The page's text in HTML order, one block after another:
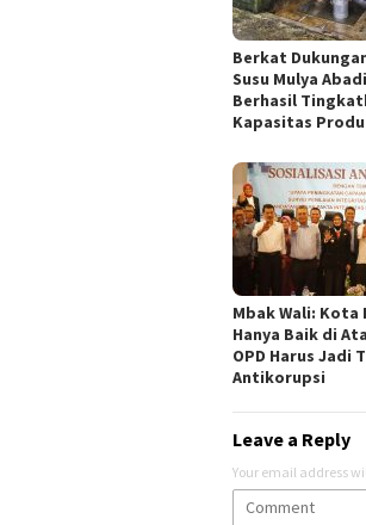
Berkat
Susu Mulya
Berhasil
Kapasitas
Mbak Wali: Kota
Hanya Baik di
OPD Harus Jadi
Antikorupsi
Leave a Reply
Your email address